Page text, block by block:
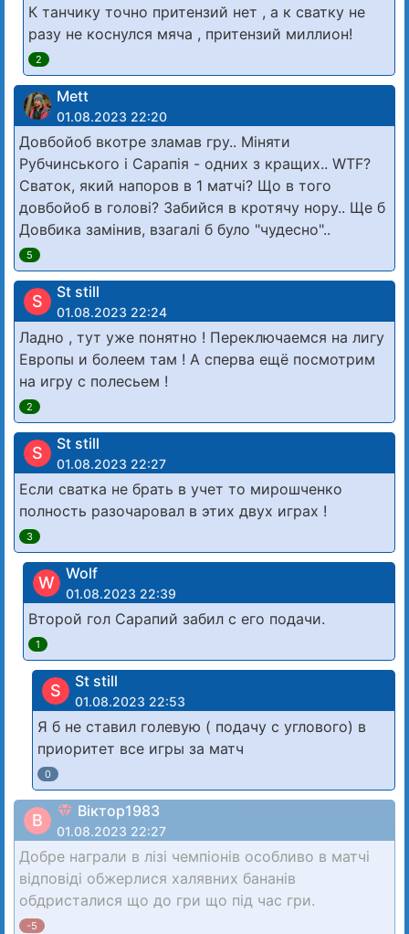
К танчику точно притензий нет , а к сватку не
разу не коснулся мяча , притензий миллион!
2
Mett
01.08.2023 22:20
Довбойоб вкотре зламав гру.. Міняти
Рубчинського і Сарапія - одних з кращих.. WTF?
Сваток, який напоров в 1 матчі? Що в того
довбойоб в голові? Забийся в кротячу нору.. Ще б
Довбика замінив, взагалі б було "чудесно"..
5
S St still
01.08.2023 22:24
Ладно , тут уже понятно ! Переключаемся на лигу
Европы и болеем там ! А сперва ещё посмотрим
на игру с полесьем !
2
S St still
01.08.2023 22:27
Если сватка не брать в учет то мирошченко
полность разочаровал в этих двух играх !
3
W Wolf
01.08.2023 22:39
Второй гол Сарапий забил с его подачи.
1
S St still
01.08.2023 22:53
Я б не ставил голевую ( подачу с углового) в
приоритет все игры за матч
0
В Віктор1983
01.08.2023 22:27
Добре награли в лізі чемпіонів особливо в матчі
відповіді обжерлися халявних бананів
обдристалися що до гри що під час гри.
-5